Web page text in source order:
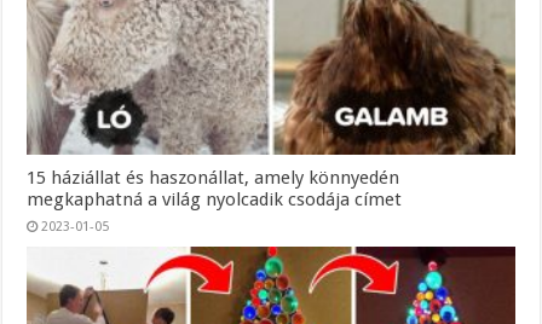
15 háziállat és haszonállat, amely könnyedén
megkaphatná a világ nyolcadik csodája címet
2023-01-05